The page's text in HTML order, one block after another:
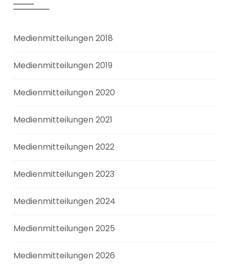
Medienmitteilungen 2018
Medienmitteilungen 2019
Medienmitteilungen 2020
Medienmitteilungen 2021
Medienmitteilungen 2022
Medienmitteilungen 2023
Medienmitteilungen 2024
Medienmitteilungen 2025
Medienmitteilungen 2026